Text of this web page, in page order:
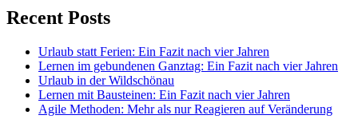
Recent Posts
Urlaub statt Ferien: Ein Fazit nach vier Jahren
Lernen im gebundenen Ganztag: Ein Fazit nach vier Jahren
Urlaub in der Wildschönau
Lernen mit Bausteinen: Ein Fazit nach vier Jahren
Agile Methoden: Mehr als nur Reagieren auf Veränderung